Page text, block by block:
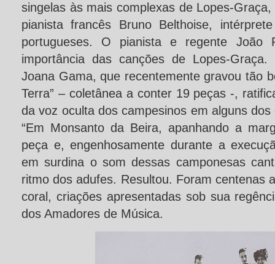
singelas às mais complexas de Lopes-
pianista francês Bruno Belthoise,
portugueses. O pianista e regente João
importância das canções de Lopes-
Joana Gama, que recentemente gravou tão
Terra” – coletânea a conter 19 peças -,
da voz oculta dos campesinos em alguns
“Em Monsanto da Beira, apanhando a
peça e, engenhosamente durante a
em surdina o som dessas camponesas
ritmo dos adufes. Resultou. Foram centenas
coral, criações apresentadas sob sua
dos Amadores de Música.